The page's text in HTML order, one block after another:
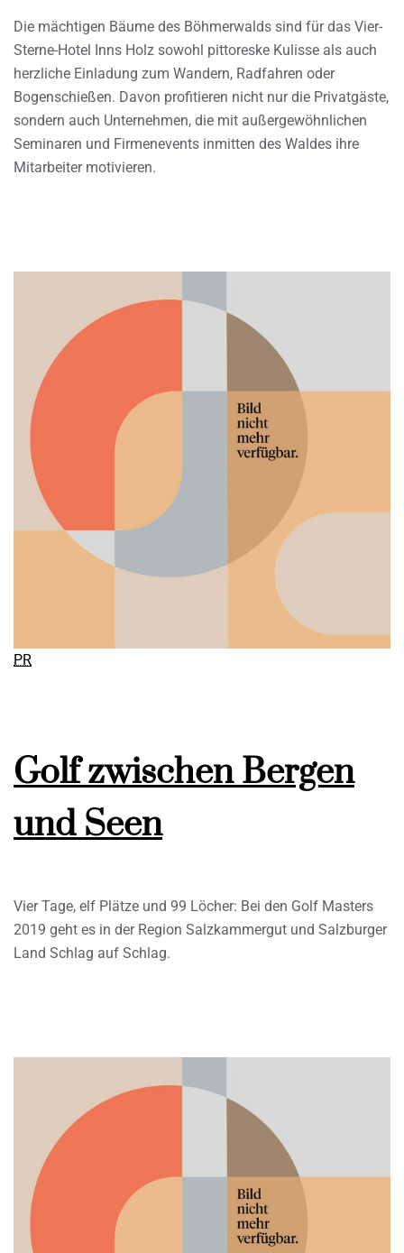
Die mächtigen Bäume des Böhmerwalds sind für das Vier-
Sterne-Hotel Inns Holz sowohl pittoreske Kulisse als auch
herzliche Einladung zum Wandern, Radfahren oder
Bogenschießen. Davon profitieren nicht nur die Privatgäste,
sondern auch Unternehmen, die mit außergewöhnlichen
Seminaren und Firmenevents inmitten des Waldes ihre
Mitarbeiter motivieren.
PR
Golf zwischen Bergen
und Seen
Vier Tage, elf Plätze und 99 Löcher: Bei den Golf Masters
2019 geht es in der Region Salzkammergut und Salzburger
Land Schlag auf Schlag.